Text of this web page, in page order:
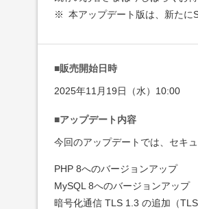
※ 本アップデート版は、新たに
■販売開始日時
2025年11月19日（水）10:00
■アップデート内容
今回のアップデートでは、セキ
PHP 8へのバージョンアップ
MySQL 8へのバージョンアップ
暗号化通信 TLS 1.3 の追加（